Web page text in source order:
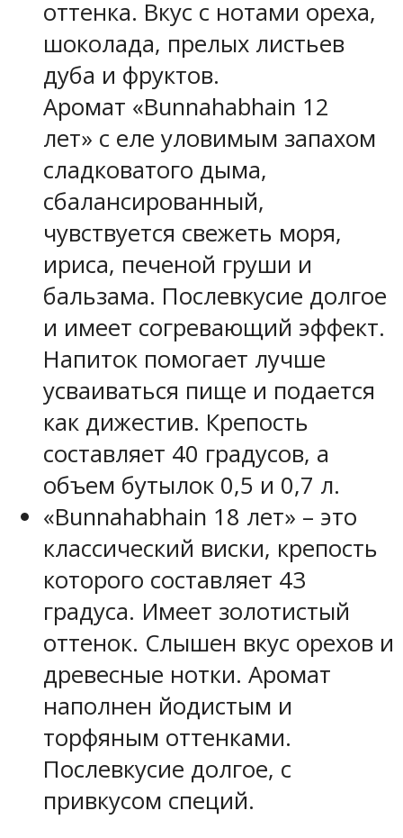
оттенка. Вкус с нотами ореха,
шоколада, прелых листьев
дуба и фруктов.
Аромат «Bunnahabhain 12
лет» с еле уловимым запахом
сладковатого дыма,
сбалансированный,
чувствуется свежеть моря,
ириса, печеной груши и
бальзама. Послевкусие долгое
и имеет согревающий эффект.
Напиток помогает лучше
усваиваться пище и подается
как дижестив. Крепость
составляет 40 градусов, а
объем бутылок 0,5 и 0,7 л.
«Bunnahabhain 18 лет» – это
классический виски, крепость
которого составляет 43
градуса. Имеет золотистый
оттенок. Слышен вкус орехов и
древесные нотки. Аромат
наполнен йодистым и
торфяным оттенками.
Послевкусие долгое, с
привкусом специй.